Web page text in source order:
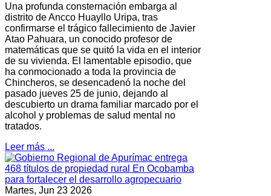
Una profunda consternación embarga al
distrito de Ancco Huayllo Uripa, tras
confirmarse el trágico fallecimiento de Javier
Atao Pahuara, un conocido profesor de
matemáticas que se quitó la vida en el interior
de su vivienda. El lamentable episodio, que
ha conmocionado a toda la provincia de
Chincheros, se desencadenó la noche del
pasado jueves 25 de junio, dejando al
descubierto un drama familiar marcado por el
alcohol y problemas de salud mental no
tratados.
Leer más ...
Martes, Jun 23 2026